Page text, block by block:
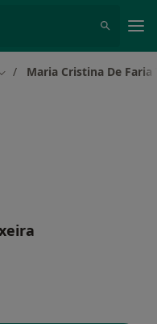
de cidade
Maria Cristina De Faria